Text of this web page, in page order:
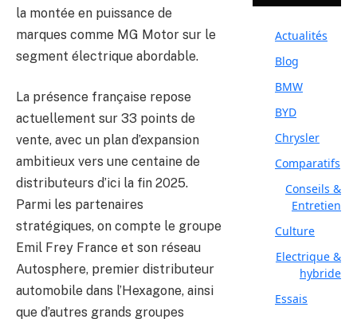
la montée en puissance de
marques comme MG Motor sur le
segment électrique abordable.
La présence française repose
actuellement sur 33 points de
vente, avec un plan d’expansion
ambitieux vers une centaine de
distributeurs d’ici la fin 2025.
Parmi les partenaires
stratégiques, on compte le groupe
Emil Frey France et son réseau
Autosphere, premier distributeur
automobile dans l’Hexagone, ainsi
que d’autres grands groupes
Actualités
Blog
BMW
BYD
Chrysler
Comparatifs
Conseils &
Entretien
Culture
Electrique &
hybride
Essais